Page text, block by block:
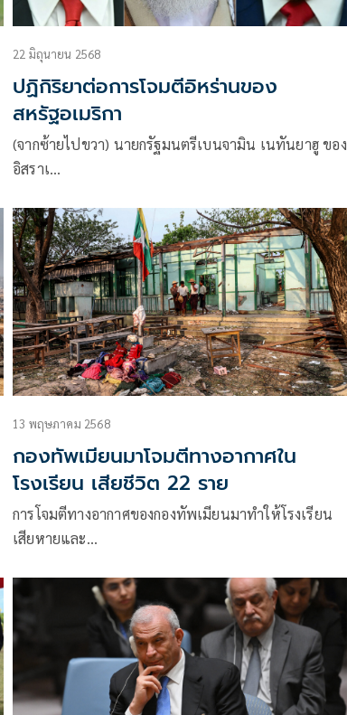
22 มิถุนายน 2568
ปฏิกิริยาต่อการโจมตีอิหร่านของ
สหรัฐอเมริกา
(จากซ้ายไปขวา) นายกรัฐมนตรีเบนจามิน เนทันยาฮู ของ
อิสราเ…
13 พฤษภาคม 2568
กองทัพเมียนมาโจมตีทางอากาศใน
โรงเรียน เสียชีวิต 22 ราย
การโจมตีทางอากาศของกองทัพเมียนมาทำให้โรงเรียน
เสียหายและ…